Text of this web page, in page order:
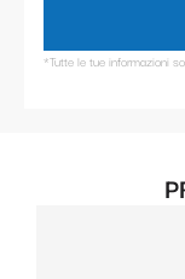
*Tutte le tue informazioni